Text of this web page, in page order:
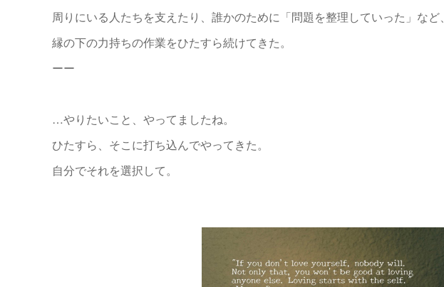
周りにいる人たちを支えたり、誰かのために「問題を整理していった」など、
縁の下の力持ちの作業をひたすら続けてきた。
ーー
…やりたいこと、やってましたね。
ひたすら、そこに打ち込んでやってきた。
自分でそれを選択して。